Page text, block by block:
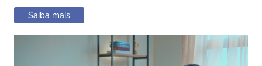
Saiba mais